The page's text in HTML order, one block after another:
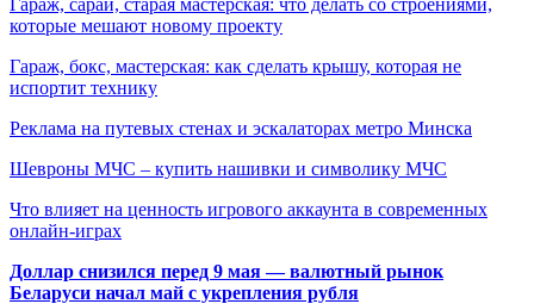
которые мешают новому проекту
Гараж, бокс, мастерская: как сделать крышу, которая не
испортит технику
Реклама на путевых стенах и эскалаторах метро Минска
Шевроны МЧС – купить нашивки и символику МЧС
Что влияет на ценность игрового аккаунта в современных
онлайн-играх
Доллар снизился перед 9 мая — валютный рынок
Беларуси начал май с укрепления рубля